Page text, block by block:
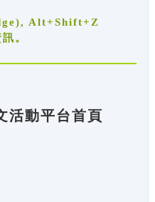
Alt+Shift+Z
。
活動平台首頁